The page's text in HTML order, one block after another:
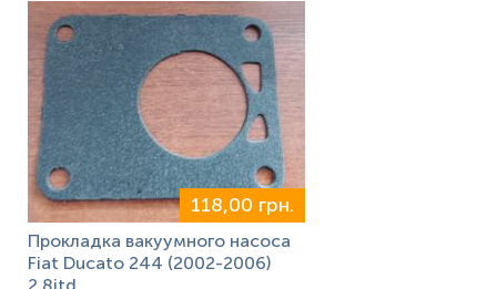
118,00 грн.
Прокладка вакуумного насоса
Fiat Ducato 244 (2002-2006)